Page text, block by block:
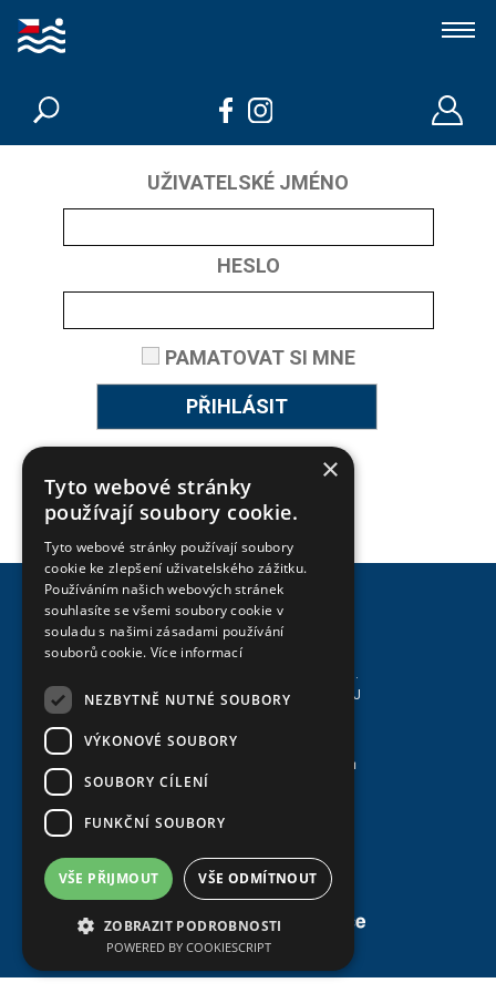
Koupací jezírka a biobazény
Členové
Kdo jsme
UŽIVATELSKÉ JMÉNO
HESLO
PAMATOVAT SI MNE
PŘIHLÁSIT
Nepamatuji si heslo
Chci se registrovat
Svaz zakládání a údržby zeleně, z.s.
Asociace biobazénů a jezírek - ABAJ
Zásady zpracování osobních údajů
© 2022 www.abaj.cz
na Facebooku
Web vytvořil tým
×
Tyto webové stránky
používají soubory cookie.
Tyto webové stránky používají soubory
cookie ke zlepšení uživatelského zážitku.
Používáním našich webových stránek
souhlasíte se všemi soubory cookie v
souladu s našimi zásadami používání
souborů cookie. Více informací
NEZBYTNĚ NUTNÉ SOUBORY
VÝKONOVÉ SOUBORY
SOUBORY CÍLENÍ
FUNKČNÍ SOUBORY
VŠE PŘIJMOUT VŠE ODMÍTNOUT
ZOBRAZIT PODROBNOSTI
POWERED BY COOKIESCRIPT